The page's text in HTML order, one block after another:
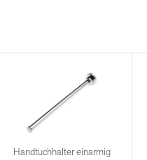
Handtuchhalter einarmig